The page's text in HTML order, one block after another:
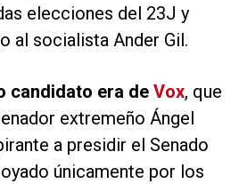
elecciones del 23J y
al socialista Ander Gil.
candidato era de Vox, que
extremeño Ángel
a presidir el Senado
únicamente por los